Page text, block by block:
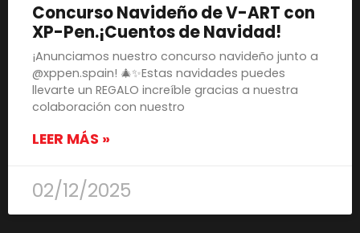
Concurso Navideño de V-ART con
XP-Pen.¡Cuentos de Navidad!
¡Anunciamos nuestro concurso navideño junto a
@xppen.spain! 🎄✨Estas navidades puedes
llevarte un REGALO increíble gracias a nuestra
colaboración con nuestro
LEER MÁS »
02/12/2025